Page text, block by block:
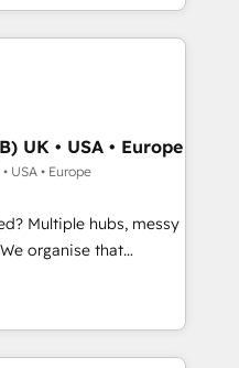
and Service Hubs. -
support, and
to convert, scale, and
Content Hub and
services and
visibility coverage
Gemini and
Award - Integrations
Impact Award -
UK • USA • Europe
USA • Europe
Multiple hubs, messy
• CRM
and team
Salesforce, Pipedrive,